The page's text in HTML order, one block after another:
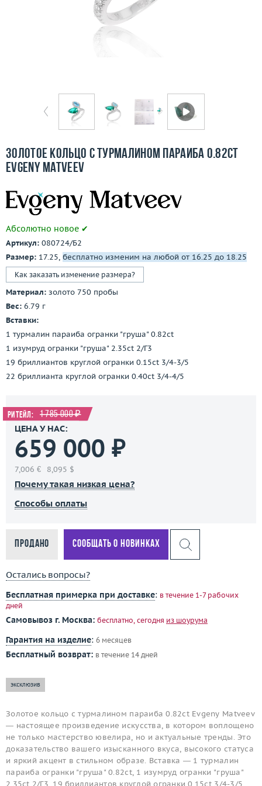
Бесплатная доставка
Контакты
Золотое кольцо с турмалином параиба 0.82ct
Evgeny Matveev
Абсолютно новое ✔
Артикул: 080724/Б2
Размер: 17.25, бесплатно изменим на любой от 16.25 до 18.25
Как заказать изменение размера?
Материал: золото 750 пробы
Вес: 6.79 г
Вставки:
1 турмалин параиба огранки "груша" 0.82ct
1 изумруд огранки "груша" 2.35ct 2/Г3
19 бриллиантов круглой огранки 0.15ct 3/4-3/5
22 бриллианта круглой огранки 0.40ct 3/4-4/5
Ритейл: 1 785 000 ₽
ЦЕНА У НАС:
659 000 ₽
7,006 € 8,095 $
Почему такая низкая цена?
Способы оплаты
Продано Сообщать о новинках
Остались вопросы?
Бесплатная примерка при доставке: в течение 1-7 рабочих
дней
Самовывоз г. Москва: бесплатно, сегодня из шоурума
Гарантия на изделие: 6 месяцев
Бесплатный возврат: в течение 14 дней
эксклюзив
Золотое кольцо с турмалином параиба 0.82ct Evgeny Matveev
— настоящее произведение искусства, в котором воплощено
не только мастерство ювелира, но и актуальные тренды. Это
доказательство вашего изысканного вкуса, высокого статуса
и яркий акцент в стильном образе. Вставка — 1 турмалин
параиба огранки "груша" 0.82ct, 1 изумруд огранки "груша"
2.35ct 2/Г3, 19 бриллиантов круглой огранки 0.15ct 3/4-3/5,